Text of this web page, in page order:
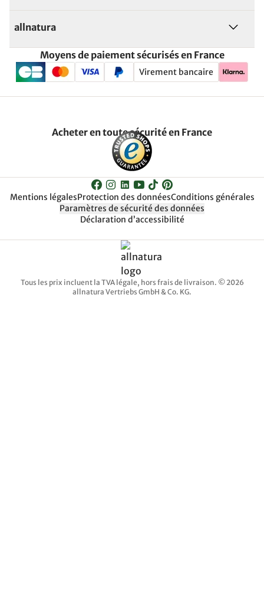
allnatura
Moyens de paiement sécurisés en France
Virement bancaire
Acheter en toute sécurité en France
Mentions légalesProtection des donnéesConditions générales
Paramètres de sécurité des données
Déclaration d’accessibilité
Tous les prix incluent la TVA légale, hors frais de livraison. © 2026
allnatura Vertriebs GmbH & Co. KG.